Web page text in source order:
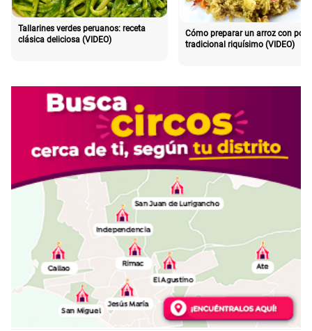
Tallarines verdes peruanos: receta
clásica deliciosa (VIDEO)
Cómo preparar un arroz con pollo
tradicional riquísimo (VIDEO)